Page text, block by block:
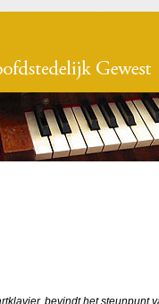
bevindt het steunpunt